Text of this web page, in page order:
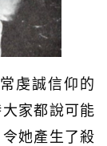
虔誠信仰的
家都說可能
她產生了殺